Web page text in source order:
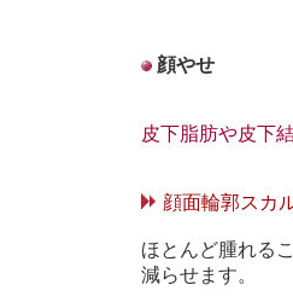
顔やせ
皮下脂肪や皮下
顔面輪郭スカ
ほとんど腫れる
減らせます。